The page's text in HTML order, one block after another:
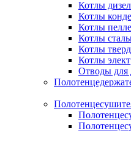
Котлы
Котлы
Котлы
Котлы
Котлы
Котлы
Отводы для